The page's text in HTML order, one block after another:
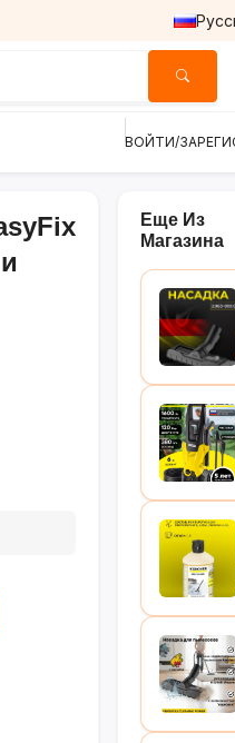
ВОЙТИ/
Еще Из
Магазина